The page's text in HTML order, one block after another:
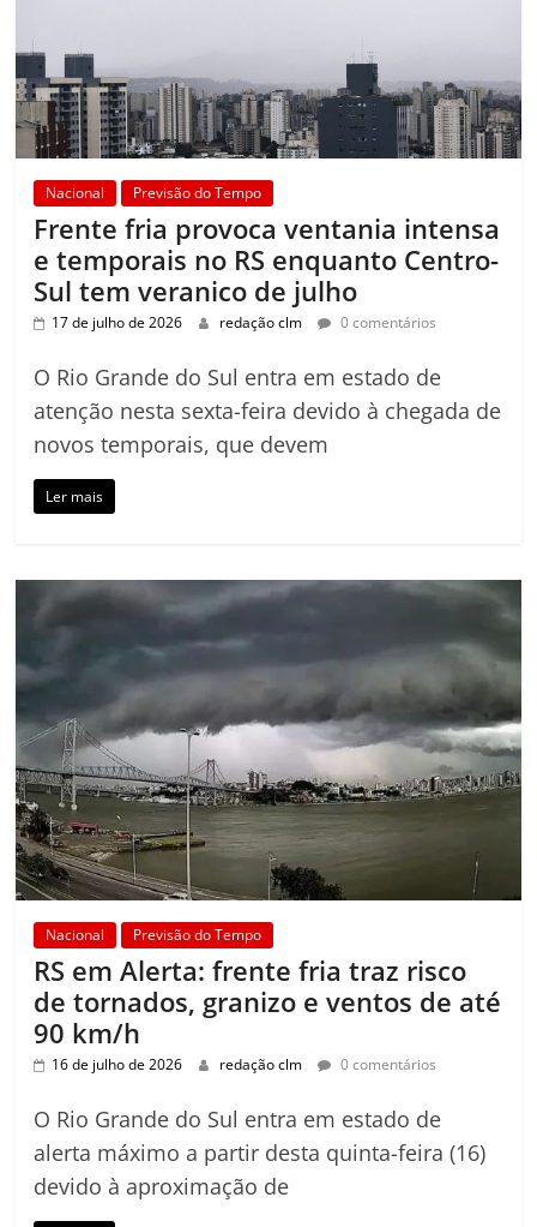
Nacional Previsão do Tempo
Frente fria provoca ventania intensa
e temporais no RS enquanto Centro-
Sul tem veranico de julho
17 de julho de 2026 redação clm 0 comentários
O Rio Grande do Sul entra em estado de
atenção nesta sexta-feira devido à chegada de
novos temporais, que devem
Ler mais
Nacional Previsão do Tempo
RS em Alerta: frente fria traz risco
de tornados, granizo e ventos de até
90 km/h
16 de julho de 2026 redação clm 0 comentários
O Rio Grande do Sul entra em estado de
alerta máximo a partir desta quinta-feira (16)
devido à aproximação de